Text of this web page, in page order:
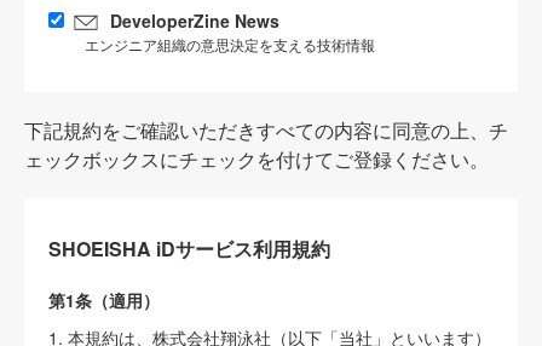
DeveloperZine News
エンジニア組織の意思決定を支える技術情報
下記規約をご確認いただきすべての内容に同意の上、チ
ェックボックスにチェックを付けてご登録ください。
SHOEISHA iDサービス利用規約
第1条（適用）
1. 本規約は、株式会社翔泳社（以下「当社」といいます）